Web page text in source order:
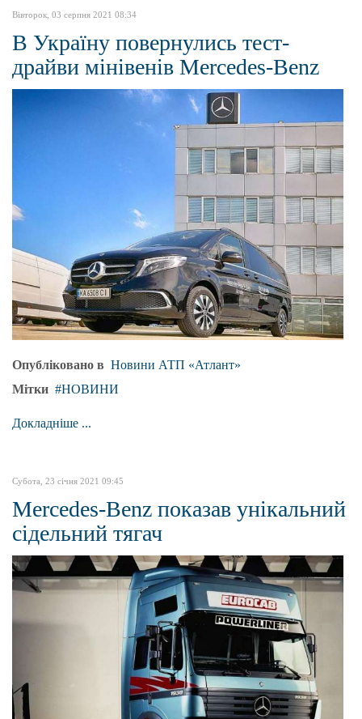
Вівторок, 03 серпня 2021 08:34
В Україну повернулись тест-
драйви мінівенів Mercedes-Benz
Опубліковано в Новини АТП «Атлант»
Мітки
НОВИНИ
Докладніше ...
Субота, 23 січня 2021 09:45
Mercedes-Benz показав унікальний
сідельний тягач